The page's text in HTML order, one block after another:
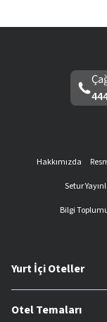
Hakkımızda
Setur
Bilgi
Yurt İçi Oteller
Otel Temaları